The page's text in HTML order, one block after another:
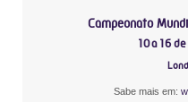
Campeonato
10 a 16
Sabe mais em: